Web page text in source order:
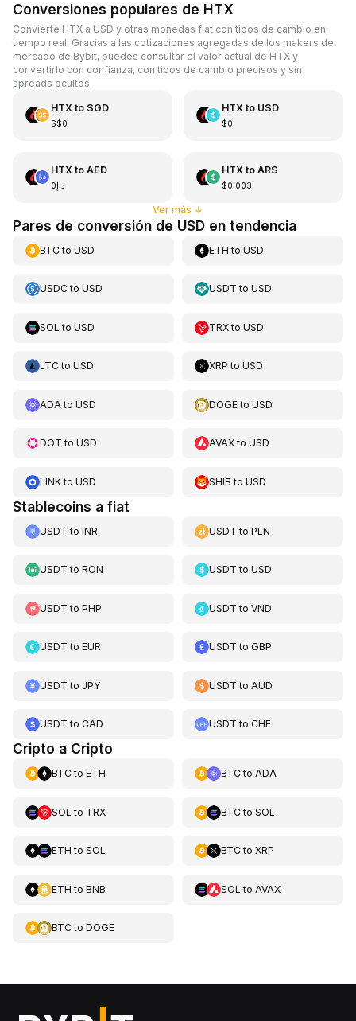
Conversiones populares de HTX
Convierte HTX a USD y otras monedas fiat con tipos de cambio en
tiempo real. Gracias a las cotizaciones agregadas de los makers de
mercado de Bybit, puedes consultar el valor actual de HTX y
convertirlo con confianza, con tipos de cambio precisos y sin
spreads ocultos.
HTX to SGD
S$0
HTX to USD
$0
HTX to AED
د.إ0
HTX to ARS
$0.003
Ver más ↓
Pares de conversión de USD en tendencia
BTCto USD ETH toUSD
USDCto USD USDT toUSD
SOL to USD TRXtoUSD
LTCto USD XRP toUSD
ADA to USD DOGEtoUSD
DOT to USD AVAXtoUSD
LINKto USD SHIB toUSD
Stablecoins a fiat
USDT to INR USDT toPLN
USDT to RON USDT toUSD
USDT to PHP USDT toVND
USDT to EUR USDT toGBP
USDT to JPY USDT to AUD
USDT to CAD USDT toCHF
Cripto a Cripto
BTCto ETH BTCto ADA
SOL to TRX BTCto SOL
ETH to SOL BTCto XRP
ETH to BNB SOL to AVAX
BTCto DOGE